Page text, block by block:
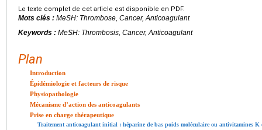
Le texte complet de cet article est disponible en PDF.
Mots clés : MeSH: Thrombose, Cancer, Anticoagulant
Keywords : MeSH: Thrombosis, Cancer, Anticoagulant
Plan
Introduction
Épidémiologie et facteurs de risque
Physiopathologie
Mécanisme d’action des anticoagulants
Prise en charge thérapeutique
Traitement anticoagulant initial : héparine de bas poids moléculaire ou antivitamines